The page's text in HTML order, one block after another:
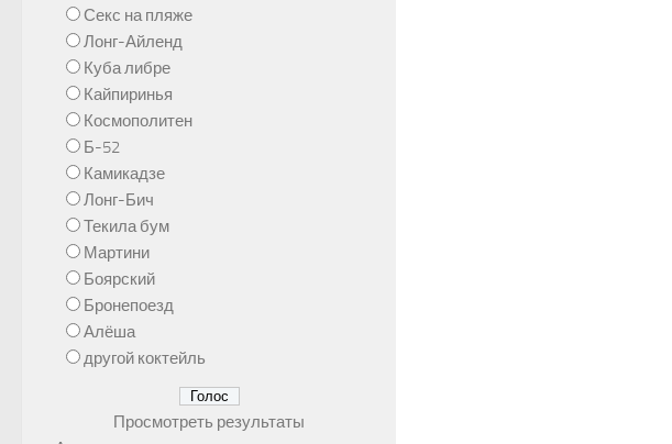
Секс на пляже
Лонг-Айленд
Куба либре
Кайпиринья
Космополитен
Б-52
Камикадзе
Лонг-Бич
Текила бум
Мартини
Боярский
Бронепоезд
Алёша
другой коктейль
Просмотреть результаты